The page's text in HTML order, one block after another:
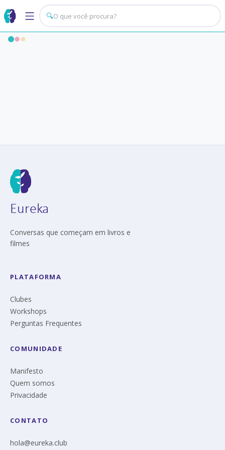
🔍
Eureka
Conversas que começam em livros e
filmes
PLATAFORMA
Clubes
Workshops
Perguntas Frequentes
COMUNIDADE
Manifesto
Quem somos
Privacidade
CONTATO
hola@eureka.club